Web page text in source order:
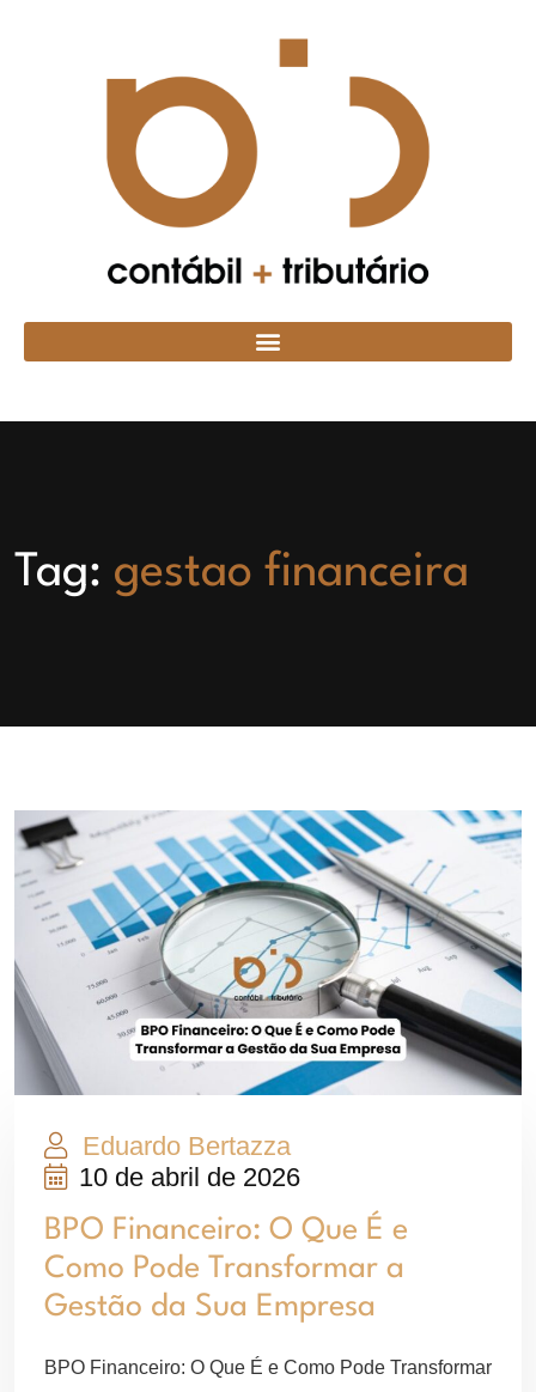
Tag: gestao financeira
Eduardo Bertazza
10 de abril de 2026
BPO Financeiro: O Que É e
Como Pode Transformar a
Gestão da Sua Empresa
BPO Financeiro: O Que É e Como Pode Transformar